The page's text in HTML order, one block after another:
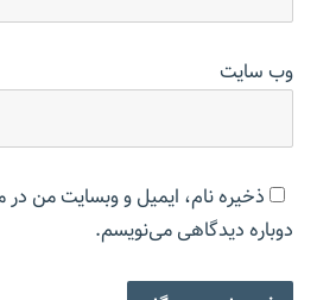
وب‌ سایت
ذخیره نام، ایمیل و وبسایت من در
دوباره دیدگاهی می‌نویسم.